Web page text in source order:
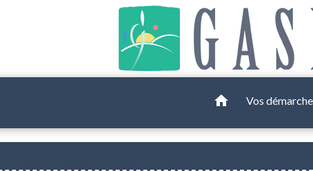
home Vos